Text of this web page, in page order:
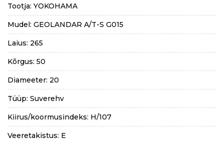
Tootja: YOKOHAMA
Mudel: GEOLANDAR A/T-S G015
Laius: 265
Kõrgus: 50
Diameeter: 20
Tüüp: Suverehv
Kiirus/koormusindeks: H/107
Veeretakistus: E